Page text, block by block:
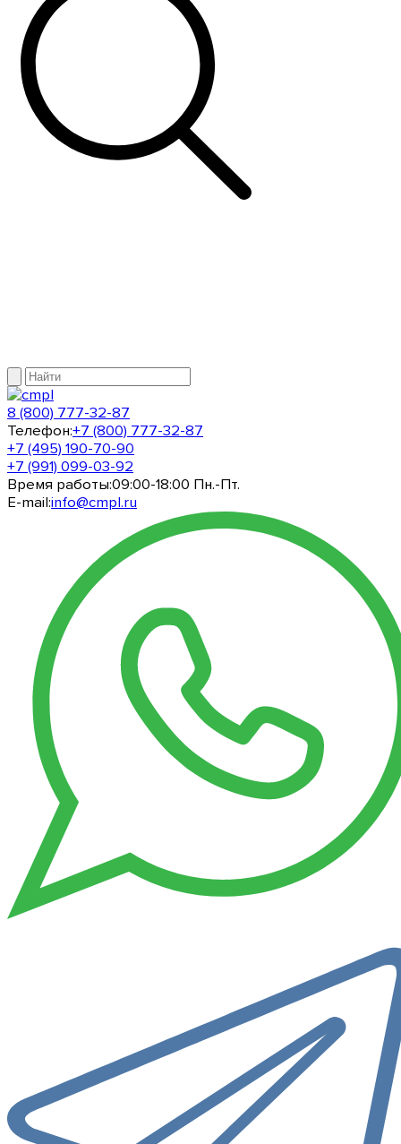
8 (800) 777-32-87
Телефон:+7 (800) 777-32-87
+7 (495) 190-70-90
+7 (991) 099-03-92
Время работы:09:00-18:00 Пн.-Пт.
E-mail:info@cmpl.ru